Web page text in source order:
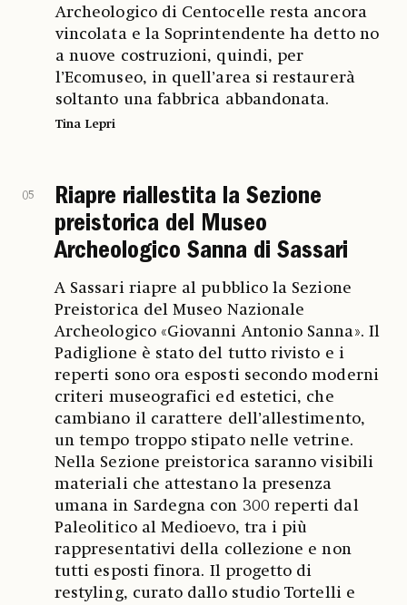
Archeologico di Centocelle resta ancora
vincolata e la Soprintendente ha detto no
a nuove costruzioni, quindi, per
l’Ecomuseo, in quell’area si restaurerà
soltanto una fabbrica abbandonata.
Tina Lepri
05
Riapre riallestita la Sezione
preistorica del Museo
Archeologico Sanna di Sassari
A Sassari riapre al pubblico la Sezione
Preistorica del Museo Nazionale
Archeologico «Giovanni Antonio Sanna». Il
Padiglione è stato del tutto rivisto e i
reperti sono ora esposti secondo moderni
criteri museografici ed estetici, che
cambiano il carattere dell’allestimento,
un tempo troppo stipato nelle vetrine.
Nella Sezione preistorica saranno visibili
materiali che attestano la presenza
umana in Sardegna con 300 reperti dal
Paleolitico al Medioevo, tra i più
rappresentativi della collezione e non
tutti esposti finora. Il progetto di
restyling, curato dallo studio Tortelli e